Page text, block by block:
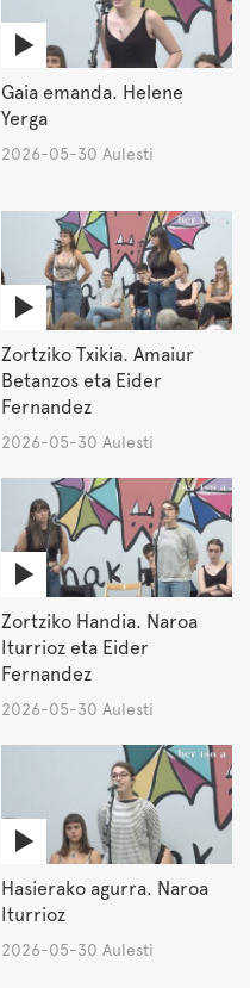
Gaia emanda. Helene
Yerga
2026-05-30 Aulesti
Zortziko Txikia. Amaiur
Betanzos eta Eider
Fernandez
2026-05-30 Aulesti
Zortziko Handia. Naroa
Iturrioz eta Eider
Fernandez
2026-05-30 Aulesti
Hasierako agurra. Naroa
Iturrioz
2026-05-30 Aulesti